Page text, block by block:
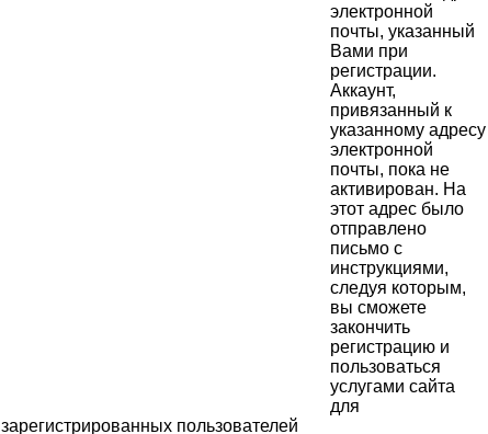
электронной
почты, указанный
Вами при
регистрации.
Аккаунт,
привязанный к
указанному адресу
электронной
почты, пока не
активирован. На
этот адрес было
отправлено
письмо с
инструкциями,
следуя которым,
вы сможете
закончить
регистрацию и
пользоваться
услугами сайта
для
зарегистрированных пользователей